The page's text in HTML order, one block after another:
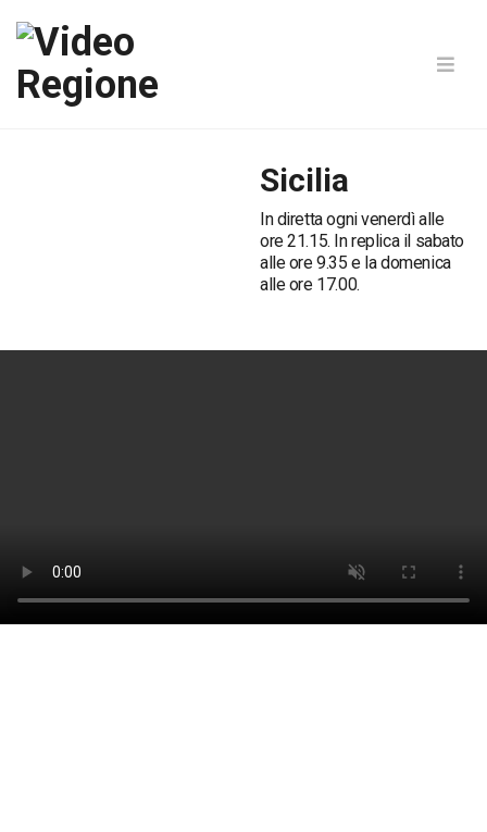
Sicilia
In diretta ogni venerdì alle
ore 21.15. In replica il sabato
alle ore 9.35 e la domenica
alle ore 17.00.